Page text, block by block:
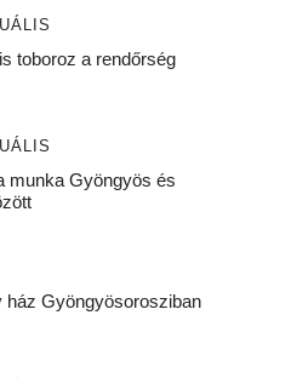
toboroz a rendőrség
munka Gyöngyös és
ház Gyöngyösorosziban